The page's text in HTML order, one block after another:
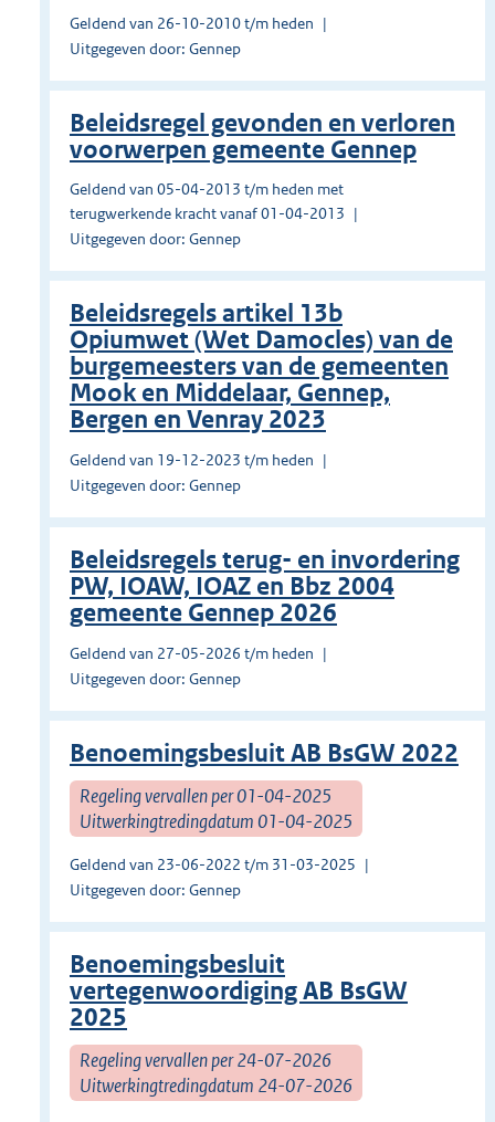
Geldend van 26-10-2010 t/m heden
Uitgegeven door: Gennep
Beleidsregel gevonden en verloren
voorwerpen gemeente Gennep
Geldend van 05-04-2013 t/m heden met
terugwerkende kracht vanaf 01-04-2013
Uitgegeven door: Gennep
Beleidsregels artikel 13b
Opiumwet (Wet Damocles) van de
burgemeesters van de gemeenten
Mook en Middelaar, Gennep,
Bergen en Venray 2023
Geldend van 19-12-2023 t/m heden
Uitgegeven door: Gennep
Beleidsregels terug- en invordering
PW, IOAW, IOAZ en Bbz 2004
gemeente Gennep 2026
Geldend van 27-05-2026 t/m heden
Uitgegeven door: Gennep
Benoemingsbesluit AB BsGW 2022
Regeling vervallen per 01-04-2025
Uitwerkingtredingdatum 01-04-2025
Geldend van 23-06-2022 t/m 31-03-2025
Uitgegeven door: Gennep
Benoemingsbesluit
vertegenwoordiging AB BsGW
2025
Regeling vervallen per 24-07-2026
Uitwerkingtredingdatum 24-07-2026